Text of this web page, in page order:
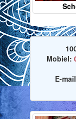
Mobiel:
E-